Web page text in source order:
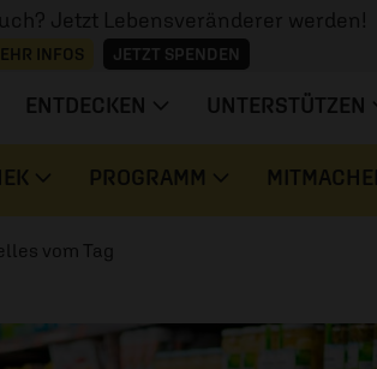
Jetzt Lebensveränderer werden!
INFOS JETZT SPENDEN
ENTDECKEN UNTERSTÜTZEN
PROGRAMM
vom Tag